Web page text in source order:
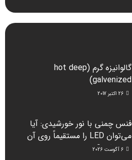
گالوانیزه گرم (hot deep
galvenized)
26 اکتبر 2017
فنس چمنی با نور خورشیدی: آیا
می‌توان LED را مستقیماً روی آن
نصب کرد؟
6 آگوست 2026